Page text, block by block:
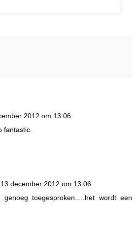
2012 om 13:06
fantastic.
13 december 2012 om 13:06
toegesproken.....het wordt een